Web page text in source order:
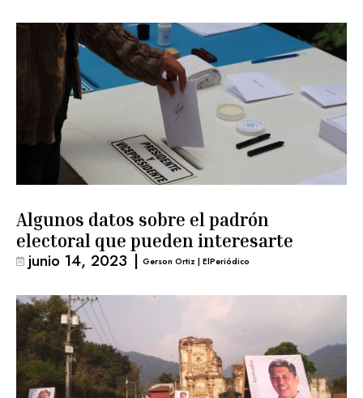
Algunos datos sobre el padrón
electoral que pueden interesarte
junio 14, 2023 | Gerson Ortiz | ElPeriódico